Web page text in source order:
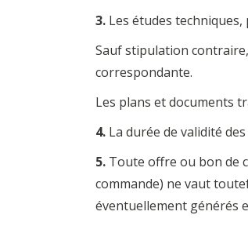
3. Les études
Sauf stipulation
correspondante.
Les plans et documents
4. La durée de validité
5. Toute offre ou bon de
commande) ne vaut
éventuellement générés